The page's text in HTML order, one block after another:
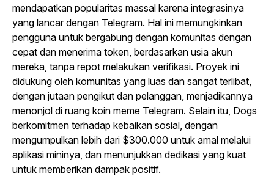
mendapatkan popularitas massal karena integrasinya
yang lancar dengan Telegram. Hal ini memungkinkan
pengguna untuk bergabung dengan komunitas dengan
cepat dan menerima token, berdasarkan usia akun
mereka, tanpa repot melakukan verifikasi. Proyek ini
didukung oleh komunitas yang luas dan sangat terlibat,
dengan jutaan pengikut dan pelanggan, menjadikannya
menonjol di ruang koin meme Telegram. Selain itu, Dogs
berkomitmen terhadap kebaikan sosial, dengan
mengumpulkan lebih dari $300.000 untuk amal melalui
aplikasi mininya, dan menunjukkan dedikasi yang kuat
untuk memberikan dampak positif.